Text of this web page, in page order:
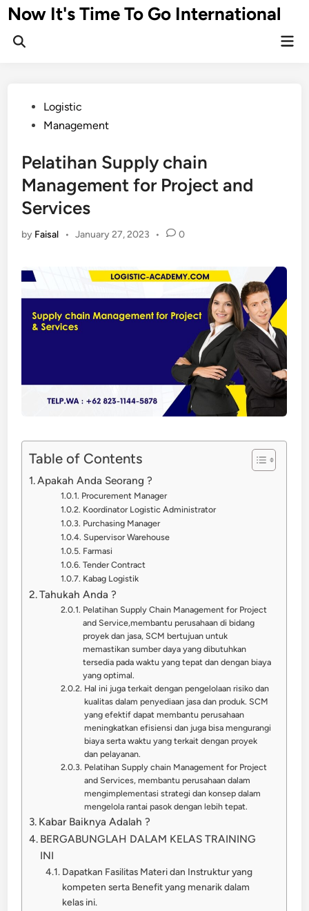
Skip
to
content
Now It's Time To Go International
PostedLogistic
Management
Pelatihan Supply chain
Management for Project and
Services
by Faisal • January 27, 2023 • 0
Table of Contents
Apakah Anda Seorang ?
Procurement Manager
Koordinator Logistic Administrator
Purchasing Manager
Supervisor Warehouse
Farmasi
Tender Contract
Kabag Logistik
Tahukah Anda ?
Pelatihan Supply Chain Management for Project
and Service,membantu perusahaan di bidang
proyek dan jasa, SCM bertujuan untuk
memastikan sumber daya yang dibutuhkan
tersedia pada waktu yang tepat dan dengan biaya
yang optimal.
Hal ini juga terkait dengan pengelolaan risiko dan
kualitas dalam penyediaan jasa dan produk. SCM
yang efektif dapat membantu perusahaan
meningkatkan efisiensi dan juga bisa mengurangi
biaya serta waktu yang terkait dengan proyek
dan pelayanan.
Pelatihan Supply chain Management for Project
and Services, membantu perusahaan dalam
mengimplementasi strategi dan konsep dalam
mengelola rantai pasok dengan lebih tepat.
Kabar Baiknya Adalah ?
BERGABUNGLAH DALAM KELAS TRAINING
INI
Dapatkan Fasilitas Materi dan Instruktur yang
kompeten serta Benefit yang menarik dalam
kelas ini.